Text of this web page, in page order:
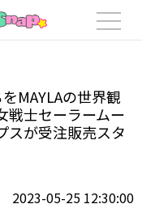
セーラー戦士たちを
MAYLAの世界観
士セーラームー
スが受注販売スタ
2023-05-25 12:30:00